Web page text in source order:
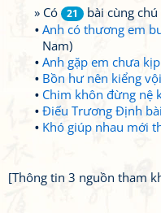
» Có
21
bài cùng
Anh có thương em
Nam)
Anh gặp em chưa
Bồn hư nên kiểng
Chim khôn đừng nệ
Điếu Trương Định
Khó giúp nhau mới
[Thông tin 3 nguồn tham